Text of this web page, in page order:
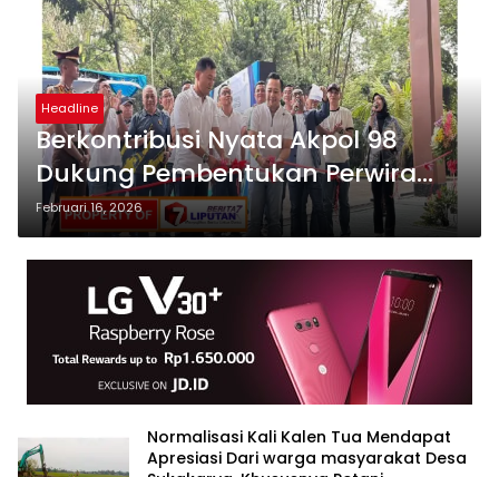
Headline
Berkontribusi Nyata Akpol 98
Dukung Pembentukan Perwira
Polri yang Presisi
Februari 16, 2026
Normalisasi Kali Kalen Tua Mendapat
Apresiasi Dari warga masyarakat Desa